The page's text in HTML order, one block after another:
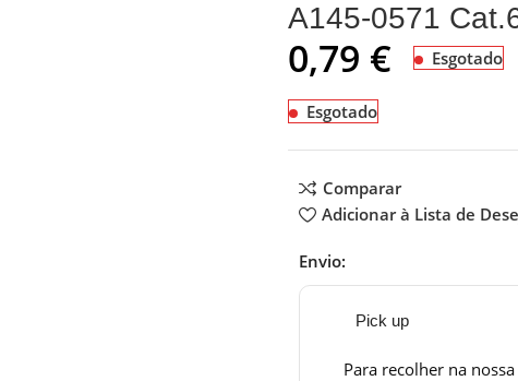
A145-0571
0,79 € Esgotado
Esgotado
Comparar
Adicionar à Lista de
Envio:
Pick up
Para recolher na